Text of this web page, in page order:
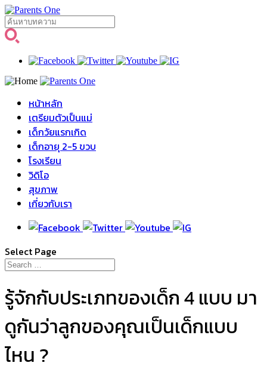
หน้าหลัก
เตรียมตัวเป็นแม่
เด็กวัยแรกเกิด
เด็กอายุ 2-5 ขวบ
โรงเรียน
วิดิโอ
สุขภาพ
เกี่ยวกับเรา
Select Page
หน้าหลัก
เตรียมตัวเป็นแม่
เด็กวัยแรกเกิด
เด็กอายุ 2-5 ขวบ
โรงเรียน
วิดิโอ
สุขภาพ